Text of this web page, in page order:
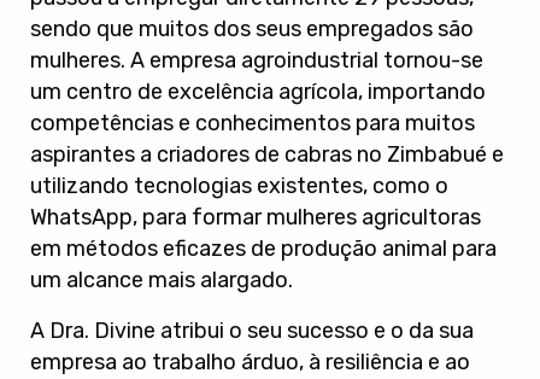
sendo que muitos dos seus empregados são
mulheres. A empresa agroindustrial tornou-se
um centro de excelência agrícola, importando
competências e conhecimentos para muitos
aspirantes a criadores de cabras no Zimbabué e
utilizando tecnologias existentes, como o
WhatsApp, para formar mulheres agricultoras
em métodos eficazes de produção animal para
um alcance mais alargado.
A Dra. Divine atribui o seu sucesso e o da sua
empresa ao trabalho árduo, à resiliência e ao